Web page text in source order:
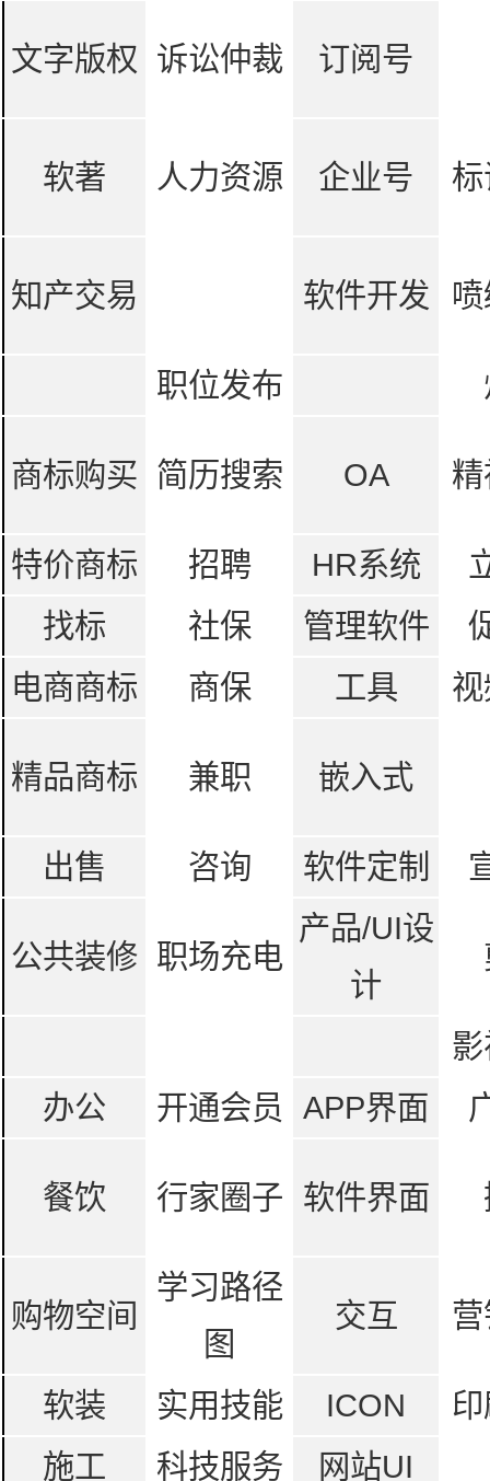
文字版权 诉讼仲裁 订阅号
软著 人力资源 企业号
知产交易 软件开发
职位发布
商标购买 简历搜索 OA
特价商标 招聘 HR系统
找标
社保 管理软件
电商商标
商保 工具
精品商标 兼职 嵌入式
出售 咨询 软件定制
公共装修 职场充电
产品/UI设
计
办公
开通会员 APP界面
餐饮 行家圈子 软件界面
购物空间
学习路径
图
交互
软装 实用技能 ICON
施工
科技服务 网站UI